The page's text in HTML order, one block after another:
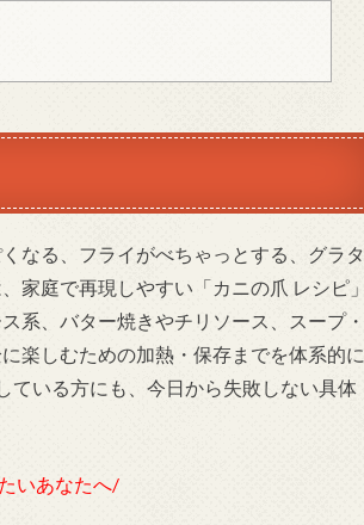
なる、フライがべちゃっとする、グラタ
家庭で再現しやすい「カニの爪 レシピ」
系、バター焼きやチリソース、スープ・
楽しむための加熱・保存までを体系的に
ている方にも、今日から失敗しない具体
いあなたへ/